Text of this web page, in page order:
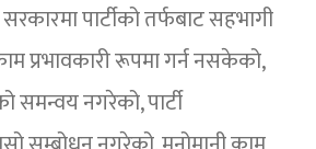
पार्टीको तर्फबाट सहभागी
प्रभावकारी रूपमा गर्न नसकेको,
समन्वय नगरेको, पार्टी